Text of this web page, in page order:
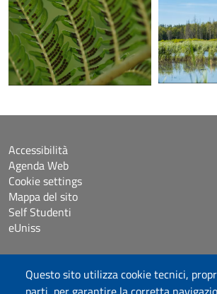
Questo sito utilizza cookie tecnici,
Accessibilità
Agenda Web
Cookie settings
Mappa del sito
Self Studenti
eUniss
Dichiarazione di accessibilità
Posta elettronica @uniss.it